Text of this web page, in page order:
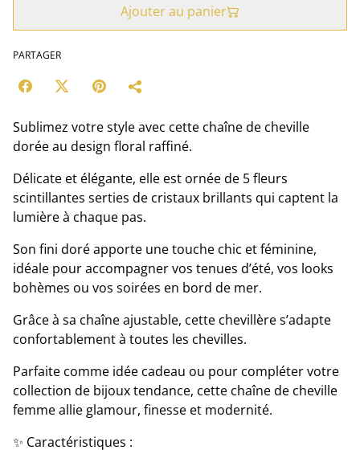
Ajouter au panier
PARTAGER
Sublimez votre style avec cette chaîne de cheville
dorée au design floral raffiné.
Délicate et élégante, elle est ornée de 5 fleurs
scintillantes serties de cristaux brillants qui captent la
lumière à chaque pas.
Son fini doré apporte une touche chic et féminine,
idéale pour accompagner vos tenues d’été, vos looks
bohèmes ou vos soirées en bord de mer.
Grâce à sa chaîne ajustable, cette chevillère s’adapte
confortablement à toutes les chevilles.
Parfaite comme idée cadeau ou pour compléter votre
collection de bijoux tendance, cette chaîne de cheville
femme allie glamour, finesse et modernité.
✨ Caractéristiques :